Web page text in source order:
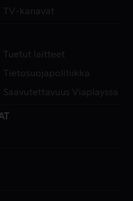
TV-kanavat
Tuetut laitteet
Tietosuojapolitiikka
Saavutettavuus Viaplayssa